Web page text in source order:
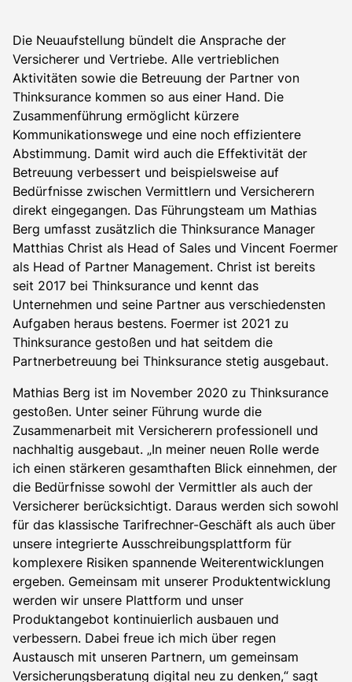
Die Neuaufstellung bündelt die Ansprache der
Versicherer und Vertriebe. Alle vertrieblichen
Aktivitäten sowie die Betreuung der Partner von
Thinksurance kommen so aus einer Hand. Die
Zusammenführung ermöglicht kürzere
Kommunikationswege und eine noch effizientere
Abstimmung. Damit wird auch die Effektivität der
Betreuung verbessert und beispielsweise auf
Bedürfnisse zwischen Vermittlern und Versicherern
direkt eingegangen. Das Führungsteam um Mathias
Berg umfasst zusätzlich die Thinksurance Manager
Matthias Christ als Head of Sales und Vincent Foermer
als Head of Partner Management. Christ ist bereits
seit 2017 bei Thinksurance und kennt das
Unternehmen und seine Partner aus verschiedensten
Aufgaben heraus bestens. Foermer ist 2021 zu
Thinksurance gestoßen und hat seitdem die
Partnerbetreuung bei Thinksurance stetig ausgebaut.
Mathias Berg ist im November 2020 zu Thinksurance
gestoßen. Unter seiner Führung wurde die
Zusammenarbeit mit Versicherern professionell und
nachhaltig ausgebaut. „In meiner neuen Rolle werde
ich einen stärkeren gesamthaften Blick einnehmen, der
die Bedürfnisse sowohl der Vermittler als auch der
Versicherer berücksichtigt. Daraus werden sich sowohl
für das klassische Tarifrechner-Geschäft als auch über
unsere integrierte Ausschreibungsplattform für
komplexere Risiken spannende Weiterentwicklungen
ergeben. Gemeinsam mit unserer Produktentwicklung
werden wir unsere Plattform und unser
Produktangebot kontinuierlich ausbauen und
verbessern. Dabei freue ich mich über regen
Austausch mit unseren Partnern, um gemeinsam
Versicherungsberatung digital neu zu denken,“ sagt